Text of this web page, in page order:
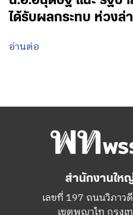
ได้รับผลกระทบ ห่วงล่
อ่านต่อ
สำนักงานให
เลขที่ 197 ถนนวิภาว